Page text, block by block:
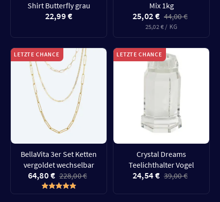
Shirt Butterfly grau
22,99 €
Mix 1kg
25,02 € 44,00 €
25,02 € / KG
LETZTE CHANCE
BellaVita 3er Set Ketten
vergoldet wechselbar
64,80 € 228,00 €
LETZTE CHANCE
Crystal Dreams
Teelichthalter Vogel
24,54 € 39,00 €